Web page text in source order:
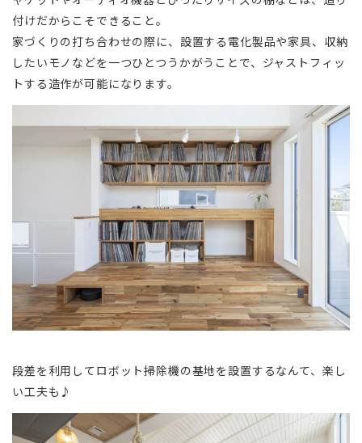
付けだからこそできること。
家づくりの打ち合わせの際に、設置する電化製品や家具、収納
したいモノなどを一つひとつうかがうことで、ジャストフィッ
トする造作が可能になります。
段差を利用してロボット掃除機の基地を設置するなんて、楽し
い工夫も♪